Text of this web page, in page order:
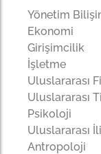
Yönetim
Ekonomi
Girişimcilik
İşletme
Uluslararası
Uluslararası
Psikoloji
Uluslararası
Antropoloji